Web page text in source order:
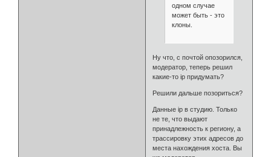
одном случае
может быть - это
клоны.
Ну что, с почтой опозорился,
модератор, теперь решил
какие-то ip придумать?
Решили дальше позориться?
Данные ip в студию. Только
не те, что выдают
принадлежность к региону, а
трассировку этих адресов до
места нахождения хоста. Вы